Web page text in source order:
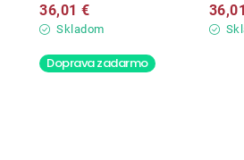
Skladom
36,01 €
Doprava zadarmo